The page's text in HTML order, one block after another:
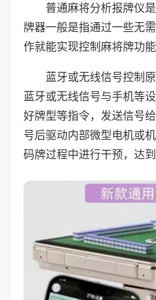
普通麻将分析报牌仪
牌器一般是指通过一些无
作就能实现控制麻将牌功能
蓝牙或无线信号控制
蓝牙或无线信号与手机等
好牌型等指令，发送信号
号后驱动内部微型电机或
码牌过程中进行干预，达到